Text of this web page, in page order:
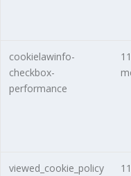
cookielawinfo-
checkbox-
performance
11
viewed_cookie_policy
11